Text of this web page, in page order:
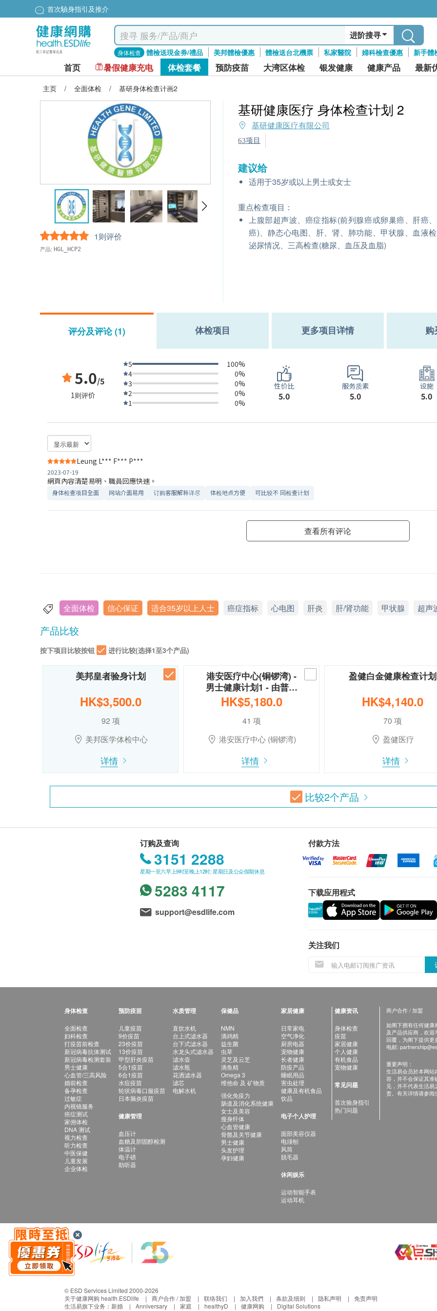
首次驗身指引及推介
进阶搜寻
身体检查 體檢送現金券/禮品 美邦體檢優惠 體檢送台北機票 私家醫院 婦科檢查優惠 新手體
首页 暑假健康充电 体检套餐 预防疫苗 大湾区体检 银发健康 健康产品 最新
主页 / 全面体检 / 基研身体检查计画2
1则评价
产品: HGL_HCP2
基研健康医疗 身体检查计划 2
基研健康医疗有限公司
63项目
建议给
适用于35岁或以上男士或女士
重点检查项目：
上腹部超声波、癌症指标(前列腺癌或卵巢癌、肝癌
癌)、静态心电图、肝、肾、肺功能、甲状腺、血液
泌尿情况、三高检查(糖尿、血压及血脂)
评分及评论 (1) 体检项目 更多项目详情 购
5.0/5
1则评价
5
100%
4
0%
3
0%
2
0%
1
0%
性价比
5.0
服务质素
5.0
设施
5.0
Leung L*** F*** P***
2023-07-19
網頁內容清楚易明、職員回應快速。
身体检查项目全面 网站介面易用 订购客服解释详尽 体检地点方便 可比较不 同检查计划
查看所有评论
全面体检 信心保证 适合35岁以上人士 癌症指标 心电图 肝炎 肝/肾功能 甲状腺 超声
产品比较
按下项目比较按钮 进行比较(选择1至3个产品)
美邦皇者验身计划
HK$3,500.0
92 项
美邦医学体检中心
详情
港安医疗中心(铜锣湾) -
男士健康计划1 - 由普…
HK$5,180.0
41 项
港安医疗中心 (铜锣湾)
详情
盈健白金健康检查计划
HK$4,140.0
70 项
盈健医疗
详情
比较2个产品
订购及查询
3151 2288
星期一至六早上9时至晚上12时; 星期日及公众假期休息
5283 4117
support@esdlife.com
付款方法
下载应用程式
关注我们
身体检查
全面检查
妇科检查
打疫苗前检查
新冠病毒抗体测试
新冠病毒检测套装
男士健康
心血管/三高风险
婚前检查
备孕检查
过敏症
内视镜服务
癌症测试
家佣体检
DNA 测试
视力检查
听力检查
中医保健
儿童发展
企业体检
预防疫苗
儿童疫苗
9价疫苗
23价疫苗
13价疫苗
甲型肝炎疫苗
5合1疫苗
6合1疫苗
水痘疫苗
轮状病毒口服疫苗
日本脑炎疫苗
健康管理
血压计
血糖及胆固醇检测
体温计
电子磅
助听器
水质管理
直饮水机
台上式滤水器
台下式滤水器
水龙头式滤水器
滤水壶
滤水瓶
花洒滤水器
滤芯
电解水机
保健品
NMN
滴鸡精
益生菌
虫草
灵芝及云芝
滴鱼精
Omega 3
维他命 及 矿物质
强化免疫力
肠道及消化系统健康
女士及美容
瘦身纤体
心血管健康
骨骼及关节健康
男士健康
头发护理
孕妇健康
家居健康
日常家电
空气净化
厨房电器
宠物健康
长者健康
防疫产品
睡眠用品
害虫处理
健康及有机食品
饮品
电子个人护理
面部美容仪器
电须刨
风筒
脱毛器
休闲娱乐
运动智能手表
运动耳机
健康资讯
身体检查
疫苗
家居健康
个人健康
有机食品
宠物健康
常见问题
首次验身指引
热门问题
商户合作 / 加盟
如阁下拥有任何健康
及产品供应商，欢迎
回覆，为阁下提供更
电邮:
重要声明：
生活易会员於本网站
容，并不会保证其准
见，并不代表生活
责。有关详情请参阅
© ESD Services Limited 2000-2026
关于健康网购 health.ESDlife
商户合作 / 加盟 联络我们 加入我們 条款及细则 隐私声明
免责声明
生活易旗下业务： 新婚 Anniversary 家庭 healthyD 健康网购 Digital Solutions